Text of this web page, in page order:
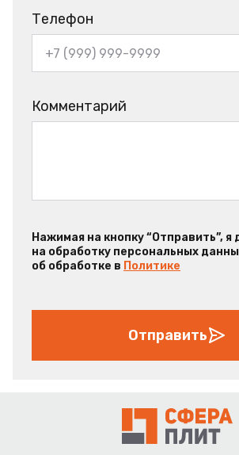
Телефон
Комментарий
Нажимая на кнопку “Отправить”, я
на обработку персональных
об обработке в Политике
Отправить